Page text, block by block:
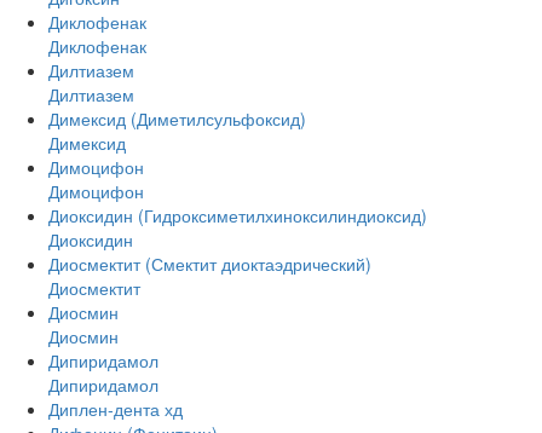
Диклофенак
Диклофенак
Дилтиазем
Дилтиазем
Димексид (Диметилсульфоксид)
Димексид
Димоцифон
Димоцифон
Диоксидин (Гидроксиметилхиноксилиндиоксид)
Диоксидин
Диосмектит (Смектит диоктаэдрический)
Диосмектит
Диосмин
Диосмин
Дипиридамол
Дипиридамол
Диплен-дента хд